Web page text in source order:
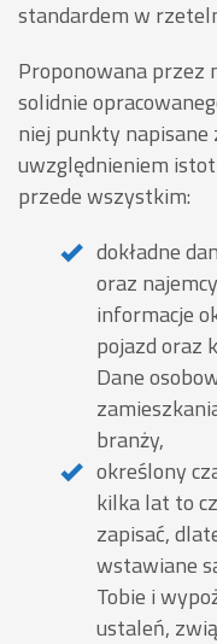
standardem w
Proponowana przez
solidnie
niej punkty napisane
uwzględnieniem
przede wszystkim:
dokładne
oraz
informacje
pojazd oraz
Dane
branży,
określony
kilka lat to
zapisać,
wstawiane
Tobie i
ustaleń,